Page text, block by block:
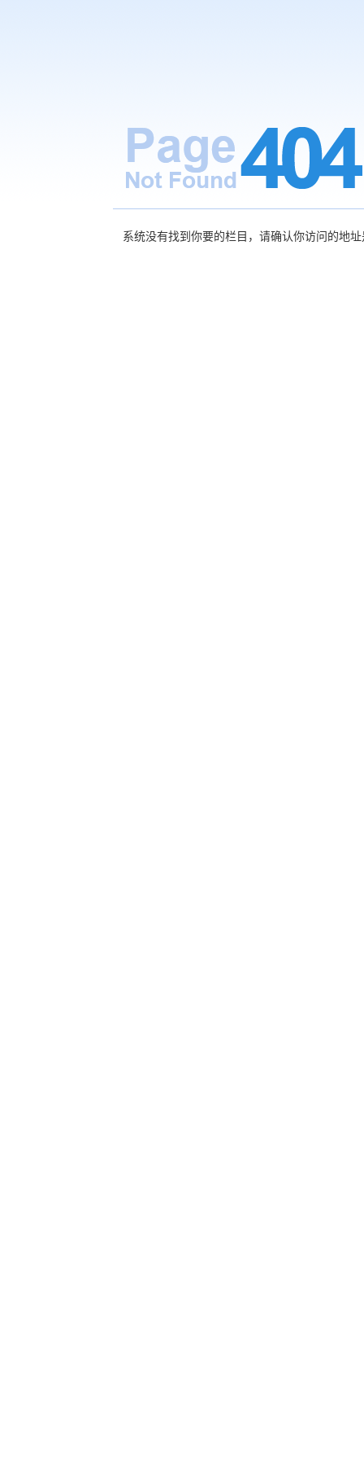
系统没有找到你要的栏目，请确认你访问的地